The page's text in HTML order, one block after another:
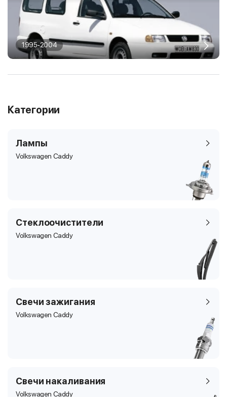
1995-2004
Категории
Лампы
Volkswagen Caddy
Стеклоочистители
Volkswagen Caddy
Свечи зажигания
Volkswagen Caddy
Свечи накаливания
Volkswagen Caddy